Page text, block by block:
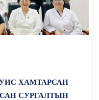
ХАМТАРСАН
СУРГАЛТЫН